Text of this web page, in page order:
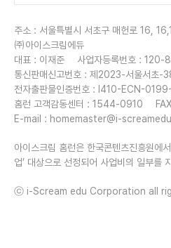
주소 : 서울특별시 서초구 매헌로 16,
㈜아이스크림에듀
대표 : 이재준
사업자등록번호 :
통신판매신고번호 : 제2023-서울서초-
전자출판물인증번호 : I410-ECN-
홈런 고객감동센터 : 1544-0910
E-mail : homemaster@i-
아이스크림 홈런은 한국콘텐츠진흥원에
업’ 대상으로 선정되어 사업비의 일부를
ⓒ i-Scream edu Corporation all